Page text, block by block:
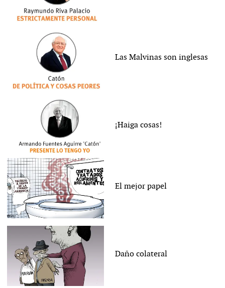
Las Malvinas son inglesas
¡Haiga cosas!
El mejor papel
Daño colateral